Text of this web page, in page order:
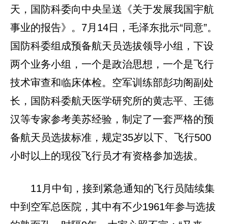
天，国防科委向中央呈送《关于发展我国宇航
事业的报告》。7月14日，毛泽东批示“同意”。
国防科委组成预备航天员选拔领导小组，下设
两个业务小组，一个是政治思想，一个是飞行
技术审查和临床体检。空军训练部彭功阁副处
长，国防科委航天医学研究所的黄志平、王德
汉等专家参考美苏经验，制定了一套严格的预
备航天员选拔标准，规定35岁以下、飞行500
小时以上的现役飞行员才有资格参加选拔。
11月中旬，接到紧急通知的飞行员陆续集
中到空军总医院，其中有不少1961年参与选拔